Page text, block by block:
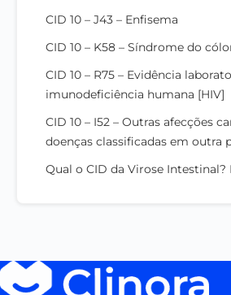
CID 10 – J43 – Enfisema
CID 10 – K58 – Síndrome do
CID 10 – R75 – Evidência
imunodeficiência humana [HIV]
CID 10 – I52 – Outras afecções
doenças classificadas em outra
Qual o CID da Virose Intestinal?